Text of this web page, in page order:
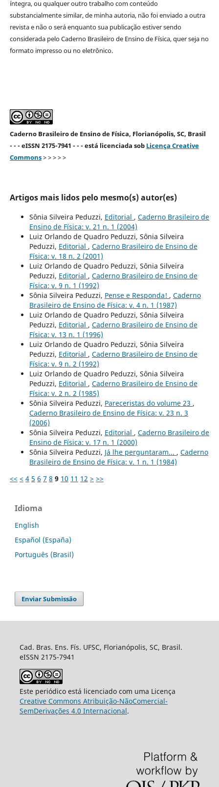
íntegra, ou qualquer outro trabalho com conteúdo
substancialmente similar, de minha autoria, não foi enviado a outra
revista e não o será enquanto sua publicação estiver sendo
considerada pelo Caderno Brasileiro de Ensino de Física, quer seja no
formato impresso ou no eletrônico.
Caderno Brasileiro de Ensino de Física, Florianópolis, SC, Brasil
- - - eISSN 2175-7941 - - - está licenciada sob Licença Creative
Commons> > > > >
Artigos mais lidos pelo mesmo(s) autor(es)
Sônia Silveira Peduzzi, Editorial , Caderno Brasileiro de
Ensino de Física: v. 21 n. 1 (2004)
Luiz Orlando de Quadro Peduzzi, Sônia Silveira
Peduzzi, Editorial , Caderno Brasileiro de Ensino de
Física: v. 18 n. 2 (2001)
Luiz Orlando de Quadro Peduzzi, Sônia Silveira
Peduzzi, Editorial , Caderno Brasileiro de Ensino de
Física: v. 9 n. 1 (1992)
Sônia Silveira Peduzzi, Pense e Responda! , Caderno
Brasileiro de Ensino de Física: v. 4 n. 1 (1987)
Luiz Orlando de Quadro Peduzzi, Sônia Silveira
Peduzzi, Editorial , Caderno Brasileiro de Ensino de
Física: v. 13 n. 1 (1996)
Luiz Orlando de Quadro Peduzzi, Sônia Silveira
Peduzzi, Editorial , Caderno Brasileiro de Ensino de
Física: v. 9 n. 2 (1992)
Luiz Orlando de Quadro Peduzzi, Sônia Silveira
Peduzzi, Editorial , Caderno Brasileiro de Ensino de
Física: v. 2 n. 2 (1985)
Sônia Silveira Peduzzi, Pareceristas do volume 23 ,
Caderno Brasileiro de Ensino de Física: v. 23 n. 3
(2006)
Sônia Silveira Peduzzi, Editorial , Caderno Brasileiro de
Ensino de Física: v. 17 n. 1 (2000)
Sônia Silveira Peduzzi, Já lhe perguntaram... , Caderno
Brasileiro de Ensino de Física: v. 1 n. 1 (1984)
<< < 4 5 6 7 8 9 10 11 12 > >>
Idioma
English
Español (España)
Português (Brasil)
Enviar Submissão
Cad. Bras. Ens. Fís. UFSC, Florianópolis, SC, Brasil.
eISSN 2175-7941
Este periódico está licenciado com uma Licença
Creative Commons Atribuição-NãoComercial-
SemDerivações 4.0 Internacional.